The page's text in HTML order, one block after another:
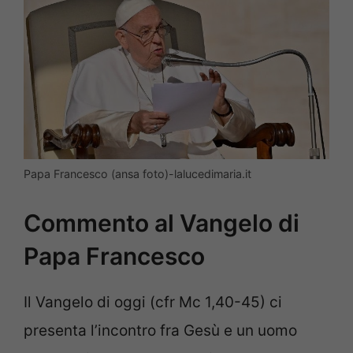
Papa Francesco (ansa foto)-lalucedimaria.it
Commento al Vangelo di
Papa Francesco
Il Vangelo di oggi (cfr Mc 1,40-45) ci
presenta l’incontro fra Gesù e un uomo